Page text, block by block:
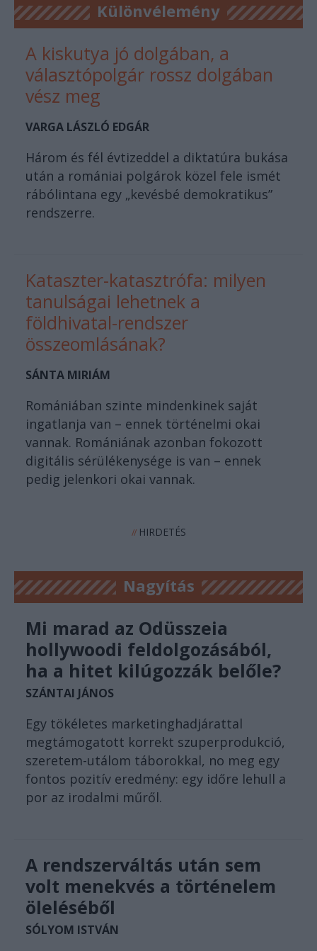
Különvélemény
A kiskutya jó dolgában, a
választópolgár rossz dolgában
vész meg
VARGA LÁSZLÓ EDGÁR
Három és fél évtizeddel a diktatúra bukása
után a romániai polgárok közel fele ismét
rábólintana egy „kevésbé demokratikus”
rendszerre.
Kataszter-katasztrófa: milyen
tanulságai lehetnek a
földhivatal-rendszer
összeomlásának?
SÁNTA MIRIÁM
Romániában szinte mindenkinek saját
ingatlanja van – ennek történelmi okai
vannak. Romániának azonban fokozott
digitális sérülékenysége is van – ennek
pedig jelenkori okai vannak.
//HIRDETÉS
Nagyítás
Mi marad az Odüsszeia
hollywoodi feldolgozásából,
ha a hitet kilúgozzák belőle?
SZÁNTAI JÁNOS
Egy tökéletes marketinghadjárattal
megtámogatott korrekt szuperprodukció,
szeretem-utálom táborokkal, no meg egy
fontos pozitív eredmény: egy időre lehull a
por az irodalmi műről.
A rendszerváltás után sem
volt menekvés a történelem
öleléséből
SÓLYOM ISTVÁN